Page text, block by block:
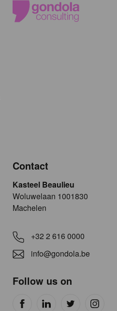
Contact
Kasteel Beaulieu
​​​Woluwelaan 1001830
Machelen
+32 2 616 0000
info@gondola.be
Follow us on